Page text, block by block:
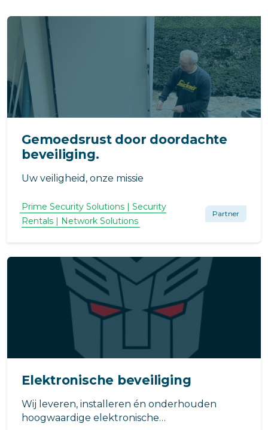
Gemoedsrust door doordachte
beveiliging.
Uw veiligheid, onze missie
Prime Security Solutions | Security
Rentals | Network Solutions
Partner
Elektronische beveiliging
Wij leveren, installeren én onderhouden
hoogwaardige elektronische